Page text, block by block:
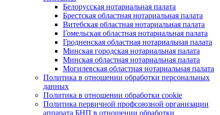
Белорусская нотариальная палата
Брестская областная нотариальная палата
Витебская областная нотариальная палата
Гомельская областная нотариальная палата
Гродненская областная нотариальная палата
Минская городская нотариальная палата
Минская областная нотариальная палата
Могилевская областная нотариальная палата
Политика в отношении обработки персональных
данных
Политика в отношении обработки cookie
Политика первичной профсоюзной организации
аппарата БНП в отношении обработки